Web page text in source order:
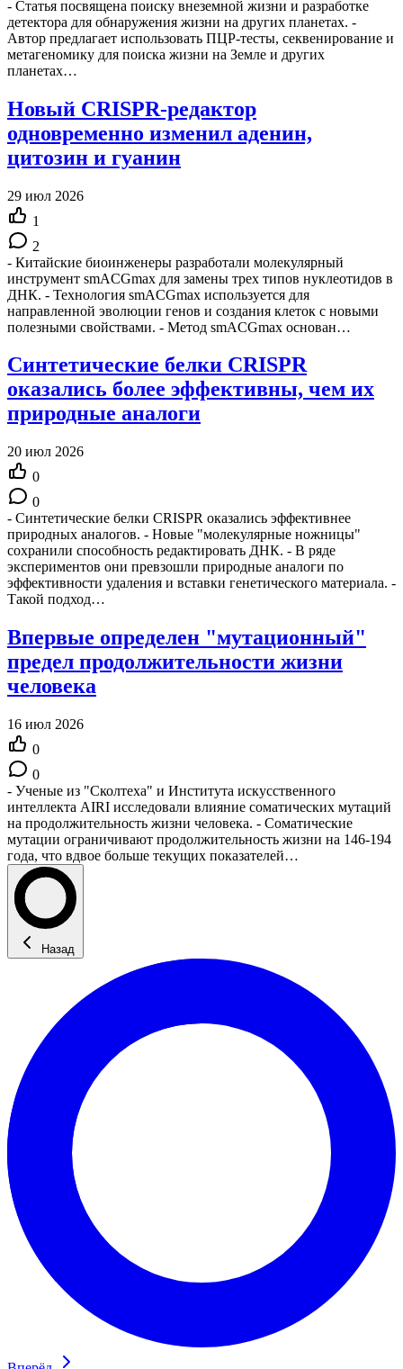
- Статья посвящена поиску внеземной жизни и разработке
детектора для обнаружения жизни на других планетах. -
Автор предлагает использовать ПЦР-тесты, секвенирование и
метагеномику для поиска жизни на Земле и других
планетах…
Новый CRISPR-редактор
одновременно изменил аденин,
цитозин и гуанин
29 июл 2026
1
2
- Китайские биоинженеры разработали молекулярный
инструмент smACGmax для замены трех типов нуклеотидов в
ДНК. - Технология smACGmax используется для
направленной эволюции генов и создания клеток с новыми
полезными свойствами. - Метод smACGmax основан…
Синтетические белки CRISPR
оказались более эффективны, чем их
природные аналоги
20 июл 2026
0
0
- Синтетические белки CRISPR оказались эффективнее
природных аналогов. - Новые "молекулярные ножницы"
сохранили способность редактировать ДНК. - В ряде
экспериментов они превзошли природные аналоги по
эффективности удаления и вставки генетического материала. -
Такой подход…
Впервые определен "мутационный"
предел продолжительности жизни
человека
16 июл 2026
0
0
- Ученые из "Сколтеха" и Института искусственного
интеллекта AIRI исследовали влияние соматических мутаций
на продолжительность жизни человека. - Соматические
мутации ограничивают продолжительность жизни на 146-194
года, что вдвое больше текущих показателей…
Назад